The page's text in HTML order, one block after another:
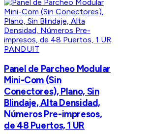
PANDUIT
Panel de Parcheo Modular
Mini-Com (Sin
Conectores), Plano, Sin
Blindaje, Alta Densidad,
Números Pre-impresos,
de 48 Puertos, 1 UR